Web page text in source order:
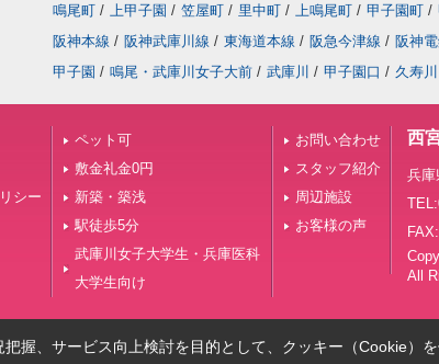
鳴尾町 / 上甲子園 / 笠屋町 / 里中町 / 上鳴尾町 / 甲子園町 /
阪神本線 / 阪神武庫川線 / 東海道本線 / 阪急今津線 / 阪神
甲子園 / 鳴尾・武庫川女子大前 / 武庫川 / 甲子園口 / 久寿川
シー
ペット可
敷金礼金0円
新築・築浅
駅徒歩5分
武庫川女子大学生・兵庫医科
大学生向け
お問い合わせ
スタッフ紹介
周辺施設
お客様の声
西
兵庫
All
握、サービス向上検討を目的として、クッキー（Cookie）